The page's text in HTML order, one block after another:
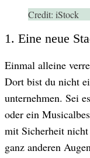
Credit: iStock
1. Eine neue
Einmal alleine
Dort bist du nicht
unternehmen. Sei
oder ein
mit Sicherheit
ganz anderen